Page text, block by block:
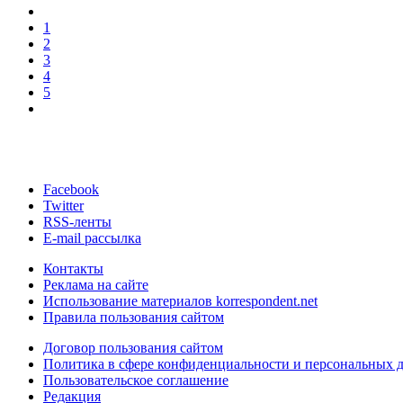
1
2
3
4
5
Facebook
Twitter
RSS-ленты
E-mail рассылка
Контакты
Реклама на сайте
Использование материалов korrespondent.net
Правила пользования сайтом
Договор пользования сайтом
Политика в сфере конфиденциальности и персональных
Пользовательское соглашение
Редакция